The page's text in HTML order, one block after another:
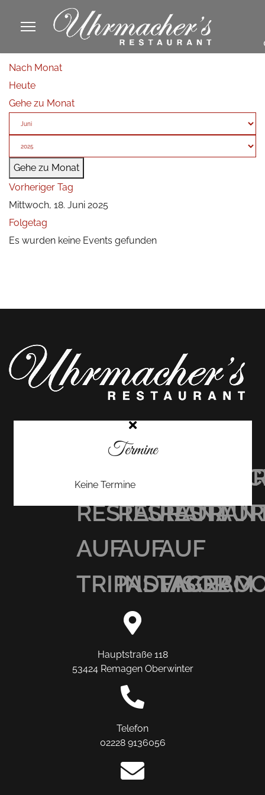
Nach Monat
Heute
Gehe zu Monat
Gehe zu Monat
Vorheriger Tag
Mittwoch, 18. Juni 2025
Folgetag
Es wurden keine Events gefunden
UHRMACHER’S
RESTAURANT
AUF
TRIPADVISOR
AUF
INSTAGRAM
AUF
Hauptstraße 118
53424 Remagen Oberwinter
Telefon
02228 9136056
Termine
Keine Termine